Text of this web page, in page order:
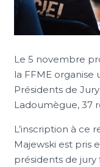
Le 5 novembre
la FFME
Présidents de
Ladoumègue, 37
L’inscription à ce
Majewski est pris
présidents de jury